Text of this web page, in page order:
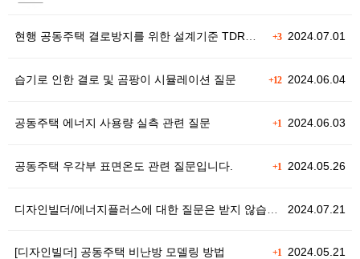
+32024.07.01
현행 공동주택 결로방지를 위한 설계기준 TDR과 노점온도
+122024.06.04
습기로 인한 결로 및 곰팡이 시뮬레이션 질문
+1 2024.06.03
공동주택 에너지 사용량 실측 관련 질문
+1 2024.05.26
공동주택 우각부 표면온도 관련 질문입니다.
2024.07.21
디자인빌더/에너지플러스에 대한 질문은 받지 않습니다.
+1 2024.05.21
[디자인빌더] 공동주택 비난방 모델링 방법